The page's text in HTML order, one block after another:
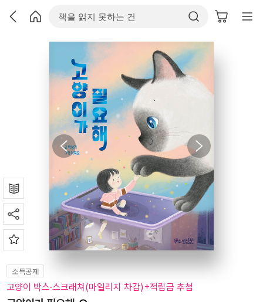
소득공제
고양이 박스·스크래쳐(마일리지 차감)+적립금 추첨